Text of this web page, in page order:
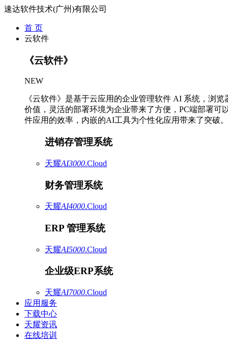
速达软件技术(广州)有限公司
首 页
云软件
《云软件》
NEW
《云软件》是基于云应用的企业管理软件 AI 系统，浏
价值，灵活的部署环境为企业带来了方便，PC端部署可
件应用的效率，内嵌的AI工具为个性化应用带来了突破。
进销存管理系统
天耀AI3000.Cloud
财务管理系统
天耀AI4000.Cloud
ERP 管理系统
天耀AI5000.Cloud
企业级ERP系统
天耀AI7000.Cloud
应用服务
下载中心
天耀资讯
在线培训